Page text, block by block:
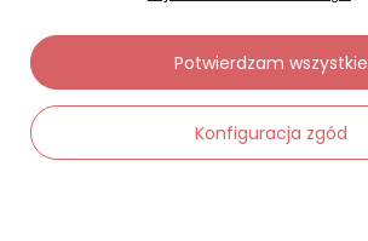
Moje zamówienia
Status zamówieniaKonfiguracja zgód
Potwierdzam wszystkie